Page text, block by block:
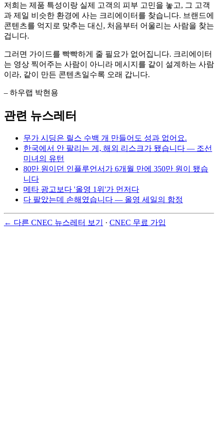
저희는 제품 특성이랑 실제 고객의 피부 고민을 놓고, 그 고객
과 제일 비슷한 환경에 사는 크리에이터를 찾습니다. 브랜드에
콘텐츠를 억지로 맞추는 대신, 처음부터 어울리는 사람을 찾는
겁니다.
그러면 가이드를 빡빡하게 줄 필요가 없어집니다. 크리에이터
는 영상 찍어주는 사람이 아니라 메시지를 같이 설계하는 사람
이라, 같이 만든 콘텐츠일수록 오래 갑니다.
– 하우랩 박현용
관련 뉴스레터
무가 시딩은 릴스 수백 개 만들어도 성과 없어요.
한국에서 안 팔리는 게, 해외 리스크가 됐습니다 — 조선
미녀의 유턴
80만 원이던 인플루언서가 6개월 만에 350만 원이 됐습
니다
메타 광고보다 '올영 1위'가 먼저다
다 팔았는데 손해였습니다 — 올영 세일의 함정
← 다른 CNEC 뉴스레터 보기 · CNEC 무료 가입